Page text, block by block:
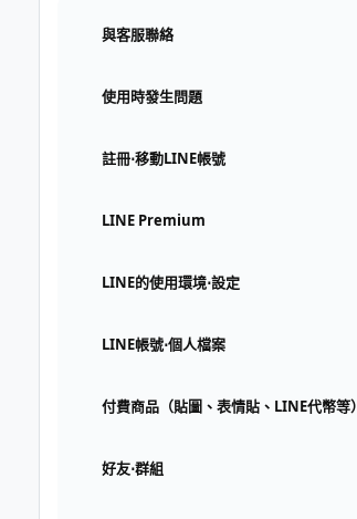
與客服聯絡
使用時發生問題
註冊⋅移動LINE帳號
LINE Premium
LINE的使用環境⋅設定
LINE帳號⋅個人檔案
付費商品（貼圖、表情貼、LINE代幣等）
好友⋅群組